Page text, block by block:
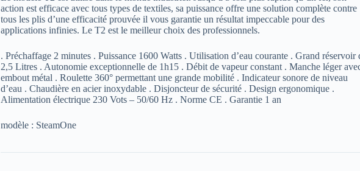
action est efficace avec tous types de textiles, sa puissance offre une solution complète contre
tous les plis d’une efficacité prouvée il vous garantie un résultat impeccable pour des
applications infinies. Le T2 est le meilleur choix des professionnels.
. Préchaffage 2 minutes . Puissance 1600 Watts . Utilisation d’eau courante . Grand réservoir
2,5 Litres . Autonomie exceptionnelle de 1h15 . Débit de vapeur constant . Manche léger
embout métal . Roulette 360° permettant une grande mobilité . Indicateur sonore de niveau
d’eau . Chaudière en acier inoxydable . Disjoncteur de sécurité . Design ergonomique .
Alimentation électrique 230 Vots – 50/60 Hz . Norme CE . Garantie 1 an
modèle : SteamOne